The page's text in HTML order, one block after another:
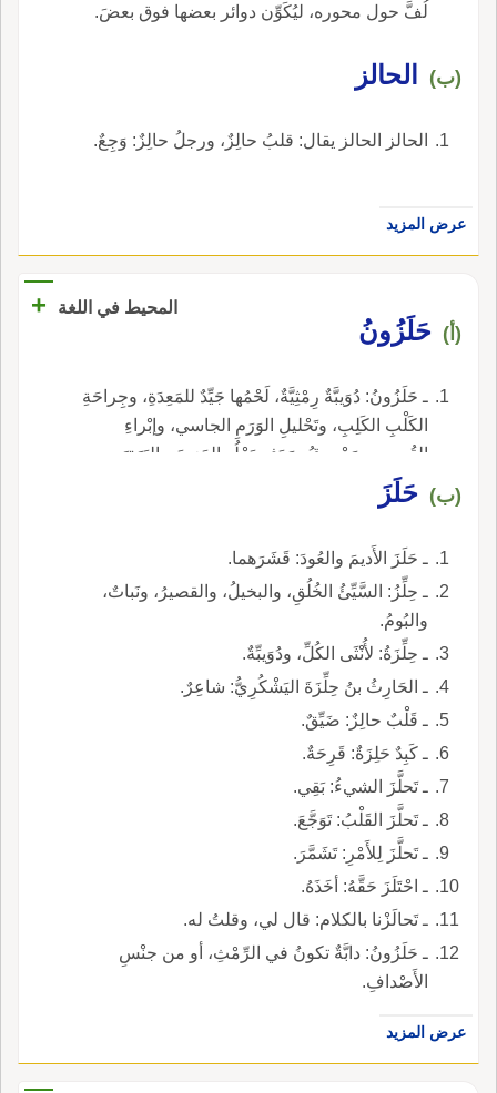
لُفَّ حول محوره، ليُكَوِّن دوائر بعضها فوق بعضَ.
(ب) الحالز
الحالز الحالز يقال: قلبُ حالِزٌ، ورجلُ حالِزٌ: وَجِعٌ.
عرض المزيد
المحيط في اللغة +
(أ) حَلَزُونُ
ـ حَلَزُونُ: دُوَيبَّةٌ رِمْثِيَّةٌ، لَحْمُها جَيِّدٌ للمَعِدَةِ، وجِراحَةِ
الكَلْبِ الكَلِبِ، وتَحْليلِ الوَرَمِ الجاسي، وإبْراءِ
القُروحِ، ومَحْروقُ صَدَفِه يَجْلُو الجَرَبَ والبَهَقَ
والأَسْنانَ، والتَّضَمُّدُ به يَجْذِبُ السُّلاَّءَ من باطِنِ
اللَّحْمِ، ومَخْلوطاً بالخَلِّ يَقْطَعُ الرُّعافَ.
(ب) حَلَزَ
ـ حَلَزَ الأَديمَ والعُودَ: قَشَرَهما.
ـ حِلِّزُ: السَّيِّئُ الخُلُقِ، والبخيلُ، والقصيرُ، ونَباتٌ،
والبُومُ.
ـ حِلِّزَةُ: لأُنْثَى الكُلِّ، ودُوَيبِّةٌ.
ـ الحَارِثُ بنُ حِلِّزَةَ اليَشْكُرِيُّ: شاعِرٌ.
ـ قَلْبٌ حالِزٌ: ضَيِّقٌ.
ـ كَبِدٌ حَلِزَةٌ: قَرِحَةٌ.
ـ تَحلَّزَ الشيءُ: بَقِي.
ـ تَحلَّزَ القَلْبُ: تَوَجَّعَ.
ـ تَحلَّزَ لِلأَمْرِ: تَشَمَّرَ.
ـ احْتَلَزَ حَقَّهُ: أخَذَهُ.
ـ تَحالَزْنا بالكلام: قال لي، وقلتُ له.
ـ حَلَزُونُ: دابَّةٌ تكونُ في الرِّمْثِ، أو من جنْسِ
الأَصْدافِ.
عرض المزيد